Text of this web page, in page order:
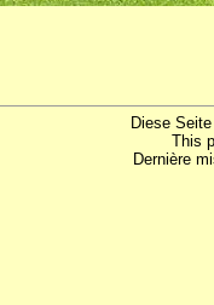
Diese
This
Dernière